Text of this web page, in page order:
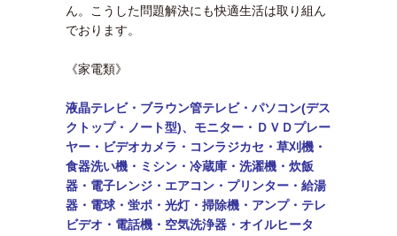
ん。こうした問題解決にも快適生活は取り組ん
でおります。
《家電類》
液晶テレビ・ブラウン管テレビ・パソコン(デス
クトップ・ノート型)、モニター・ ＤＶＤプレー
ヤー・ビデオカメラ・コンラジカセ・草刈機・
食器洗い機・ミシン・ 冷蔵庫・洗濯機・炊飯
器・電子レンジ・エアコン・ プリンター・給湯
器・電球・蛍ポ・光灯・掃除機・アンプ・テレ
ビデオ・電話機・ 空気洗浄器・オイルヒータ